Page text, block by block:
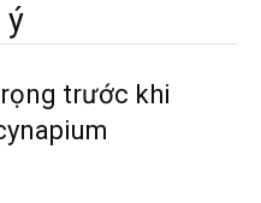
ý
trước khi